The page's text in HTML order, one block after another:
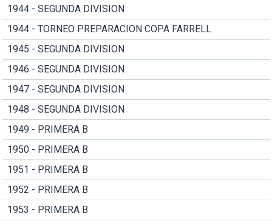
1944 - SEGUNDA DIVISION
1944 - TORNEO PREPARACION COPA FARRELL
1945 - SEGUNDA DIVISION
1946 - SEGUNDA DIVISION
1947 - SEGUNDA DIVISION
1948 - SEGUNDA DIVISION
1949 - PRIMERA B
1950 - PRIMERA B
1951 - PRIMERA B
1952 - PRIMERA B
1953 - PRIMERA B